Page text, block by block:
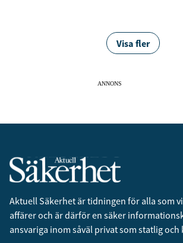
Visa fler
ANNONS
Aktuell Säkerhet är tidningen för alla som
affärer och är därför en säker
ansvariga inom såväl privat som statlig